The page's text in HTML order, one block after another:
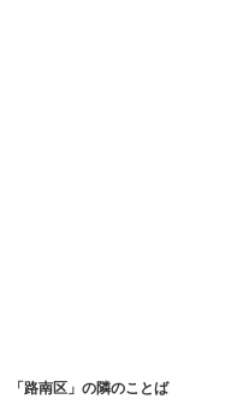
「路南区」の隣のことば